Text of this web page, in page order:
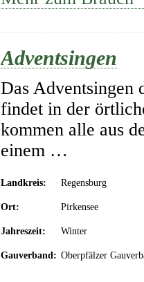
Adventsingen
Das Adventsingen
findet in der
kommen alle aus
einem …
Landkreis: Regensburg
Ort: Pirkensee
Jahreszeit: Winter
Gauverband: Oberpfälzer